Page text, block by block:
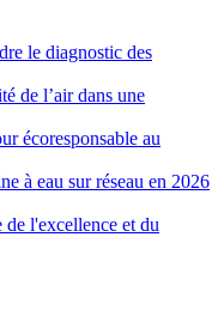
le diagnostic des
de l’air dans une
écoresponsable au
à eau sur réseau en 2026
l'excellence et du